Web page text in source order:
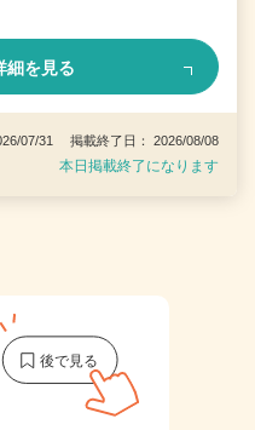
細を見る
07/31 掲載終了日： 2026/08/08
本日掲載終了になります